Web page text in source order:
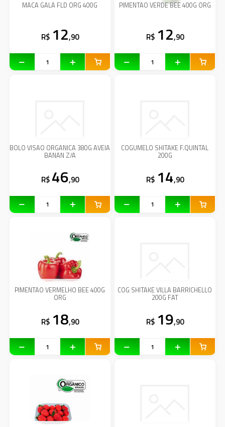
MACA GALA FLD ORG 400G
R$ 12,90
PIMENTAO VERDE BEE 400G ORG
R$ 12,90
BOLO VISAO ORGANICA 380G AVEIA
BANAN Z/A
R$ 46,90
COGUMELO SHITAKE F.QUINTAL
200G
R$ 14,90
PIMENTAO VERMELHO BEE 400G
ORG
R$ 18,90
COG SHITAKE VILLA BARRICHELLO
200G FAT
R$ 19,90